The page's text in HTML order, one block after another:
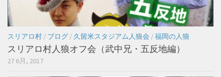
スリアロ村 / ブログ / 久留米スタジアム人狼会 /福岡の人狼
スリアロ村人狼オフ会（武中兄・五反地編）
27 6月, 2017